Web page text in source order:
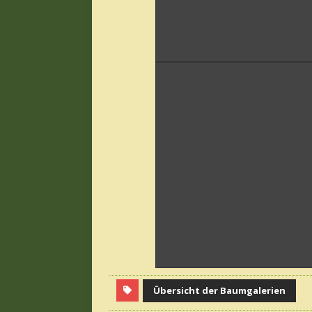
Übersicht der Baumgalerien